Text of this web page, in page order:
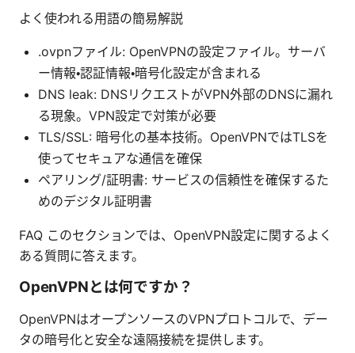
よく使われる用語の簡易解説
.ovpnファイル: OpenVPNの設定ファイル。サーバ
ー情報・認証情報・暗号化設定が含まれる
DNS leak: DNSリクエストがVPN外部のDNSに漏れ
る現象。VPN設定で対策が必要
TLS/SSL: 暗号化の基本技術。OpenVPNではTLSを
使ってセキュアな通信を確保
ペアリング/証明書: サービスの信頼性を確保するた
めのデジタル証明書
FAQ このセクションでは、OpenVPN設定に関するよく
ある質問に答えます。
OpenVPNとは何ですか？
OpenVPNはオープンソースのVPNプロトコルで、デー
タの暗号化と安全な遠隔接続を提供します。